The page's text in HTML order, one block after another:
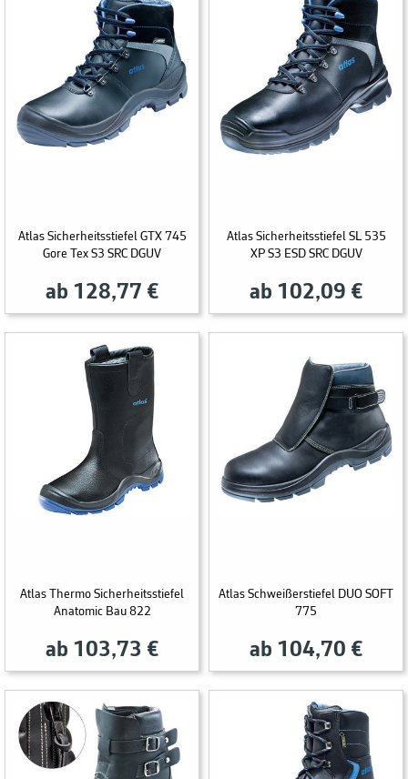
Atlas Sicherheitsstiefel GTX 745
Gore Tex S3 SRC DGUV
ab 128,77 €
Atlas Sicherheitsstiefel SL 535
XP S3 ESD SRC DGUV
ab 102,09 €
Atlas Thermo Sicherheitsstiefel
Anatomic Bau 822
ab 103,73 €
Atlas Schweißerstiefel DUO SOFT
775
ab 104,70 €